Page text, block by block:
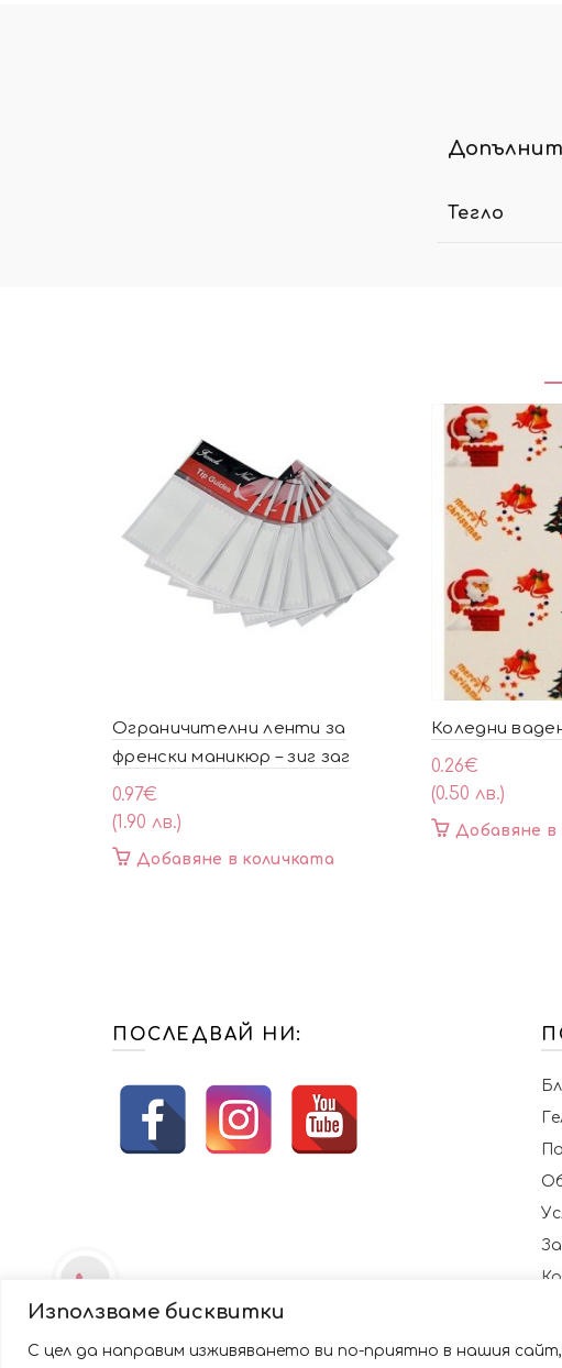
Използваме бисквитки
С цел да направим изживяването ви по-приятно в нашия
Тегло
Ограничителни ленти за
френски маникюр – зиг заг
0.97€
(1.90 лв.)
Добавяне в количката
Коледни
0.26€
(0.50 лв.)
Добавяне в
ПОСЛЕДВАЙ НИ: